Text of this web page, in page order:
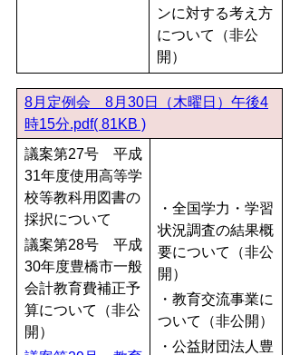
ンに対する考え方
について（非公
開）
8月定例会 8月30日（木曜日）午後4
時15分.pdf( 81KB )
議案第27号 平成
31年度使用高等学
校等教科用図書の
採択について
議案第28号 平成
30年度豊橋市一般
会計教育費補正予
算について（非公
開）
・全国学力・学習
状況調査の結果概
要について（非公
開）
・教育交流事業に
ついて（非公開）
・公益財団法人豊